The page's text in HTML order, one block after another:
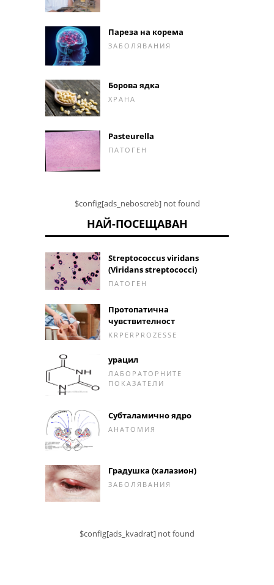
Пареза на корема
ЗАБОЛЯВАНИЯ
Борова ядка
ХРАНА
Pasteurella
ПАТОГЕН
$config[ads_neboscreb] not found
НАЙ-ПОСЕЩАВАН
Streptococcus viridans
(Viridans streptococci)
ПАТОГЕН
Протопатична
чувствителност
KRPERPROZESSE
урацил
ЛАБОРАТОРНИТЕ
ПОКАЗАТЕЛИ
Субталамично ядро
АНАТОМИЯ
Градушка (халазион)
ЗАБОЛЯВАНИЯ
$config[ads_kvadrat] not found